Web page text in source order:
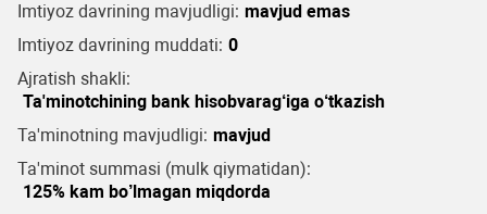
Imtiyoz davrining mavjudligi: mavjud emas
Imtiyoz davrining muddati: 0
Ajratish shakli:
Ta'minotchining bank hisobvarag‘iga o‘tkazish
Ta'minotning mavjudligi: mavjud
Ta'minot summasi (mulk qiymatidan):
125% kam bo’lmagan miqdorda